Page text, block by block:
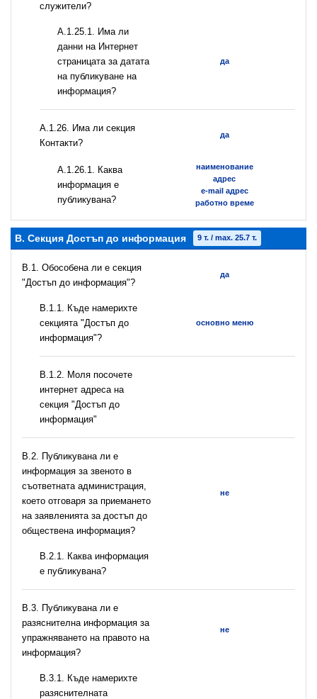
служители?
A.1.25.1. Има ли
данни на Интернет
страницата за датата
на публикуване на
информация?
да
А.1.26. Има ли секция
Контакти?
да
А.1.26.1. Каква
информация е
публикувана?
наименование
адрес
e-mail адрес
работно време
B. Секция Достъп до информация 9 т. / max. 25.7 т.
В.1. Обособена ли е секция
"Достъп до информация"?
да
В.1.1. Къде намерихте
секцията "Достъп до
информация"?
основно меню
B.1.2. Моля посочете
интернет адреса на
секция "Достъп до
информация"
В.2. Публикувана ли е
информация за звеното в
съответната администрация,
което отговаря за приемането
на заявленията за достъп до
обществена информация?
не
B.2.1. Каква информация
е публикувана?
В.3. Публикувана ли е
разяснителна информация за
упражняването на правото на
информация?
не
В.3.1. Къде намерихте
разяснителната